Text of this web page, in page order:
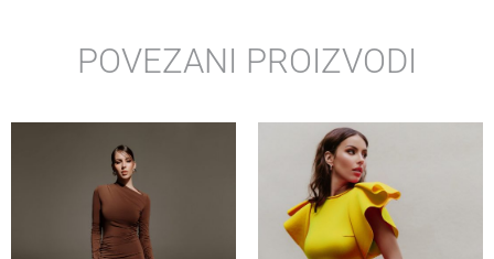
POVEZANI PROIZVODI